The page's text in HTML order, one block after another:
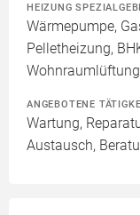
HEIZUNG
Wärmepumpe,
Pelletheizung,
ANGEBOTENE
Wartung,
Austausch,